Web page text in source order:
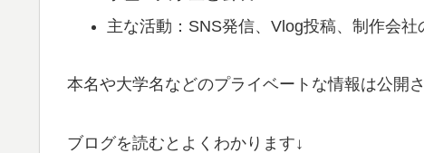
主な活動：SNS発信、Vlog投稿、制作会社
本名や大学名などのプライベートな情報は公開
ブログを読むとよくわかります↓